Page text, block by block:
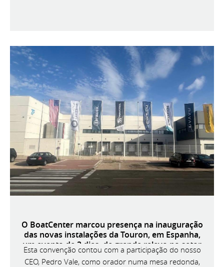
O BoatCenter marcou presença na inauguração
das novas instalações da Touron, em Espanha,
um evento de 3 dias, de grande relevo no setor
náutico ibérico.
Esta convenção contou com a participação do nosso
CEO, Pedro Vale, como orador numa mesa redonda,